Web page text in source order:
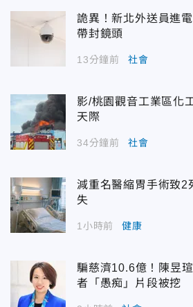
詭異！新北外送員進
帶封鏡頭
13分鐘前 社會
影/桃園觀音工業區化
天際
34分鐘前 社會
減重名醫縮胃手術致
失
1小時前 健康
騙慈濟10.6億！陳昱
者「愚痴」片段被挖